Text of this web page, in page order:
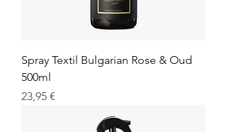
Spray Textil Bulgarian Rose & Oud
500ml
Prix
23,95 €